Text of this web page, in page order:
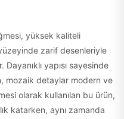
yüksek kaliteli
zarif desenleriyle
yapısı sayesinde
mozaik detaylar modern ve
olarak kullanılan bu ürün,
katarken, aynı zamanda